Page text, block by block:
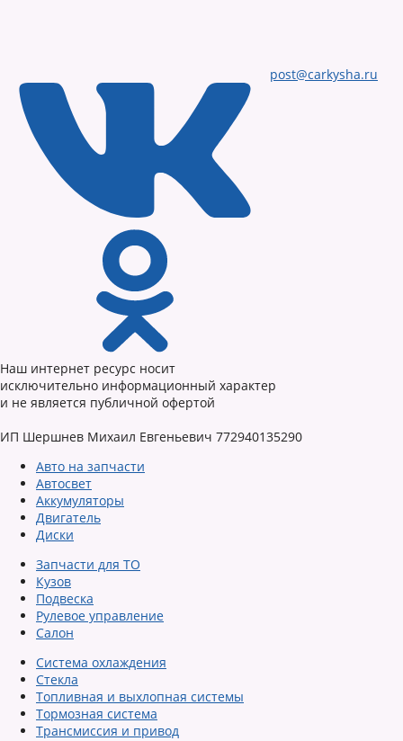
post@carkysha.ru
Наш интернет ресурс носит
исключительно информационный характер
и не является публичной офертой
ИП Шершнев Михаил Евгеньевич 772940135290
Авто на запчасти
Автосвет
Аккумуляторы
Двигатель
Диски
Запчасти для ТО
Кузов
Подвеска
Рулевое управление
Салон
Система охлаждения
Стекла
Топливная и выхлопная системы
Тормозная система
Трансмиссия и привод